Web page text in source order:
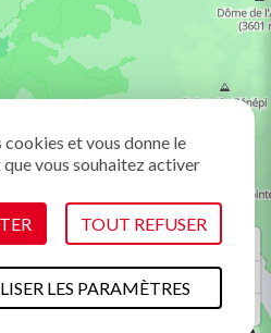
et vous donne le
vous souhaitez activer
TOUT REFUSER
LES PARAMÈTRES